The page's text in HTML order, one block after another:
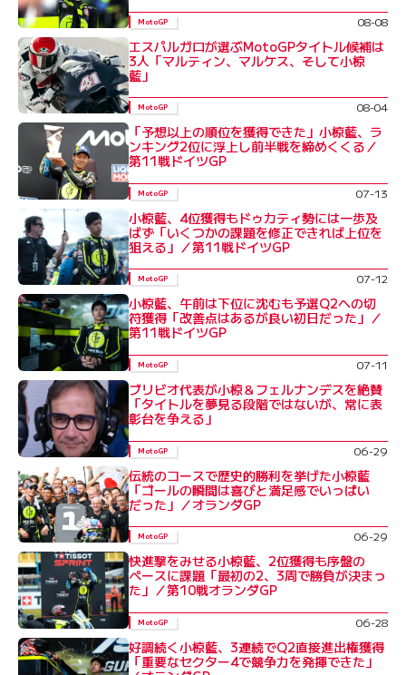
MotoGP 08-08
エスパルガロが選ぶMotoGPタイトル候補は
3人「マルティン、マルケス、そして小椋
藍」
MotoGP 08-04
「予想以上の順位を獲得できた」小椋藍、ラ
ンキング2位に浮上し前半戦を締めくくる／
第11戦ドイツGP
MotoGP 07-13
小椋藍、4位獲得もドゥカティ勢には一歩及
ばず「いくつかの課題を修正できれば上位を
狙える」／第11戦ドイツGP
MotoGP 07-12
小椋藍、午前は下位に沈むも予選Q2への切
符獲得「改善点はあるが良い初日だった」／
第11戦ドイツGP
MotoGP 07-11
ブリビオ代表が小椋＆フェルナンデスを絶賛
「タイトルを夢見る段階ではないが、常に表
彰台を争える」
MotoGP 06-29
伝統のコースで歴史的勝利を挙げた小椋藍
「ゴールの瞬間は喜びと満足感でいっぱい
だった」／オランダGP
MotoGP 06-29
快進撃をみせる小椋藍、2位獲得も序盤の
ペースに課題「最初の2、3周で勝負が決まっ
た」／第10戦オランダGP
MotoGP 06-28
好調続く小椋藍、3連続でQ2直接進出権獲得
「重要なセクター4で競争力を発揮できた」